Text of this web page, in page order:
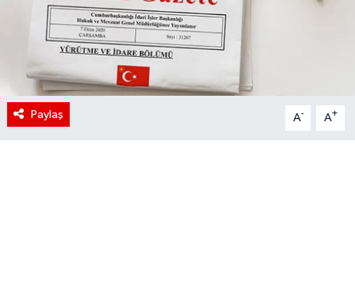
Paylaş A- A+